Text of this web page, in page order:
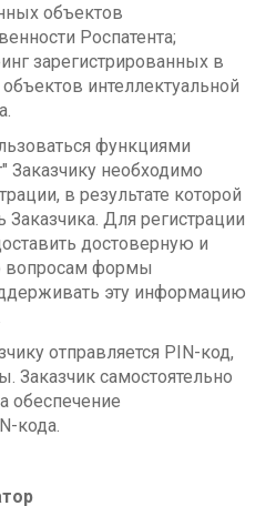
объектов
Роспатента;
зарегистрированных в
интеллектуальной
функциями
Заказчику необходимо
в результате которой
Заказчика. Для регистрации
достоверную и
формы
эту информацию
отправляется PIN-код,
Заказчик самостоятельно
обеспечение
кода.